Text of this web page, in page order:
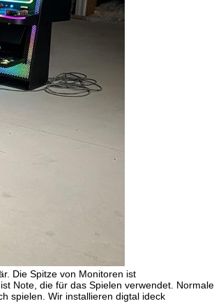
Die Spitze von Monitoren ist
Note, die für das Spielen verwendet.
spielen. Wir installieren digtal ideck